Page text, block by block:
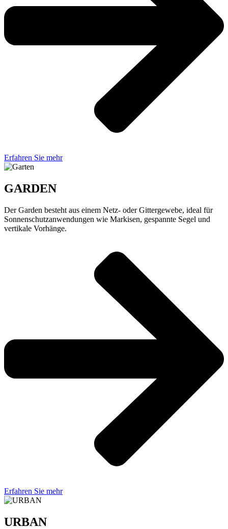
Erfahren Sie mehr
GARDEN
Der Garden besteht aus einem Netz- oder Gittergewebe, ideal für
Sonnenschutzanwendungen wie Markisen, gespannte Segel und
vertikale Vorhänge.
Erfahren Sie mehr
URBAN